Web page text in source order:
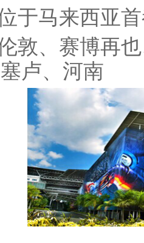
于马来西亚
敦、赛博再
卢、河南